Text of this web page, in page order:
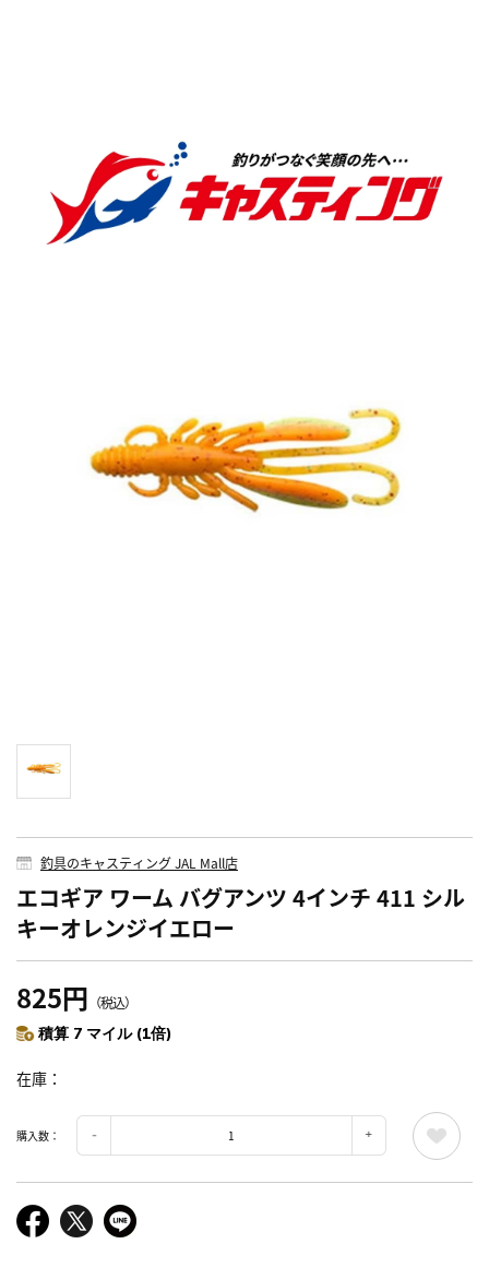
釣具のキャスティング JAL Mall店
エコギア ワーム バグアンツ 4インチ 411 シル
キーオレンジイエロー
825円 （税込）
積算 7 マイル (1倍)
在庫
購入数：